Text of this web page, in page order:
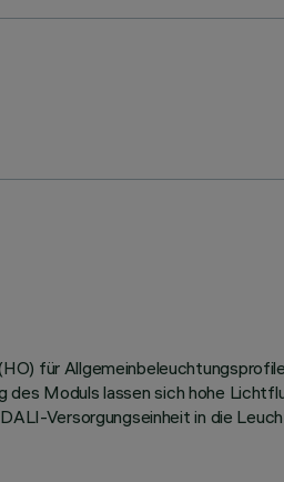
für
Moduls lassen sich hohe
Versorgungseinheit in die